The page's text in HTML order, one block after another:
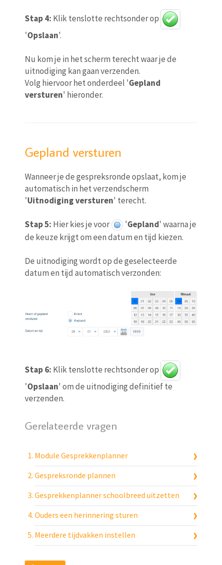
Stap 4: Klik tenslotte rechtsonder op
'Opslaan'.
Nu kom je in het scherm terecht waar je de
uitnodiging kan gaan verzenden.
Volg hiervoor het onderdeel 'Gepland
versturen' hieronder.
Gepland versturen
Wanneer je de gespreksronde opslaat, kom je
automatisch in het verzendscherm
'Uitnodiging versturen' terecht.
Stap 5: Hier kies je voor 'Gepland' waarna je
de keuze krijgt om een datum en tijd kiezen.
De uitnodiging wordt op de geselecteerde
datum en tijd automatisch verzonden:
Stap 6: Klik tenslotte rechtsonder op
'Opslaan' om de uitnodiging definitief te
verzenden.
Gerelateerde vragen
Module Gesprekkenplanner
Gespreksronde plannen
Gesprekkenplanner schoolbreed uitzetten
Ouders een herinnering sturen
Meerdere tijdvakken instellen